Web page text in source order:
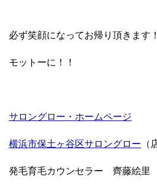
必ず笑顔になってお帰り頂きます
モットーに！！
サロングロー・ホームページ
横浜市保土ヶ谷区サロングロー （
発毛育毛カウンセラー 齊藤絵里